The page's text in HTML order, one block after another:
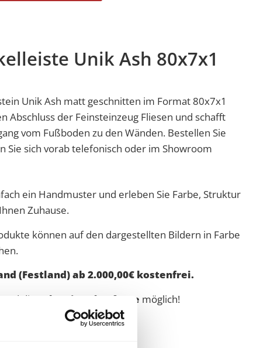
Unik Ash 80x7x1
Unik Ash matt geschnitten im Format 80x7x1
Abschluss der Feinsteinzeug Fliesen und schafft
vom Fußboden zu den Wänden. Bestellen Sie
Sie sich vorab telefonisch oder im Showroom
ein Handmuster und erleben Sie Farbe, Struktur
Zuhause.
können auf den dargestellten Bildern in Farbe
(Festland) ab 2.000,00€ kostenfrei.
und die Schweiz auf Anfrage möglich!
vom Fachhandel.